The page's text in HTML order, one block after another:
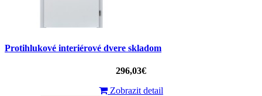
Protihlukové interiérové dvere skladom
296,03€
Zobrazit detail